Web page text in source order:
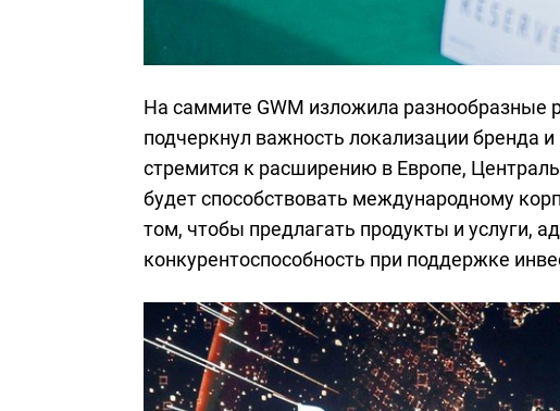
На саммите GWM изложила разнообразные
подчеркнул важность локализации бренда
стремится к расширению в Европе,
будет способствовать международному
том, чтобы предлагать продукты и услуги,
конкурентоспособность при поддержке